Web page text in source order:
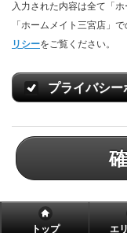
入力された内容は全て「
「ホームメイト三宮店」
リシーをご覧ください。
プライバシー
トップ エ